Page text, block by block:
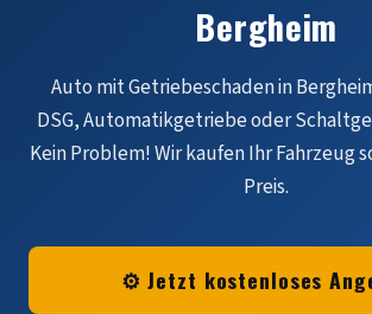
Bergheim
Auto mit Getriebeschaden in
DSG, Automatikgetriebe oder
Kein Problem! Wir kaufen Ihr Fahrzeug
Preis.
⚙️ Jetzt kostenloses